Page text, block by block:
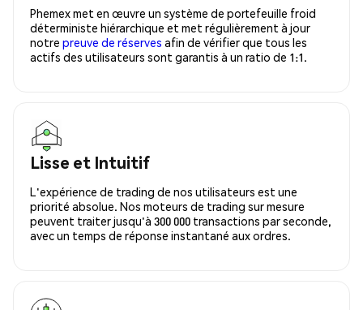
Phemex met en œuvre un système de portefeuille froid
déterministe hiérarchique et met régulièrement à jour
notre preuve de réserves afin de vérifier que tous les
actifs des utilisateurs sont garantis à un ratio de 1:1.
Lisse et Intuitif
L'expérience de trading de nos utilisateurs est une
priorité absolue. Nos moteurs de trading sur mesure
peuvent traiter jusqu'à 300 000 transactions par seconde,
avec un temps de réponse instantané aux ordres.